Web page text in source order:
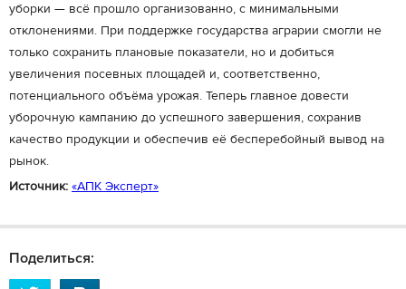
уборки — всё прошло организованно, с минимальными
отклонениями. При поддержке государства аграрии смогли не
только сохранить плановые показатели, но и добиться
увеличения посевных площадей и, соответственно,
потенциального объёма урожая. Теперь главное довести
уборочную кампанию до успешного завершения, сохранив
качество продукции и обеспечив её бесперебойный вывод на
рынок.
Источник: «АПК Эксперт»
Поделиться: